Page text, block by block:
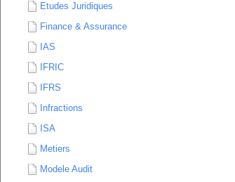
Etudes Juridiques
Finance & Assurance
IAS
IFRIC
IFRS
Infractions
ISA
Metiers
Modele Audit